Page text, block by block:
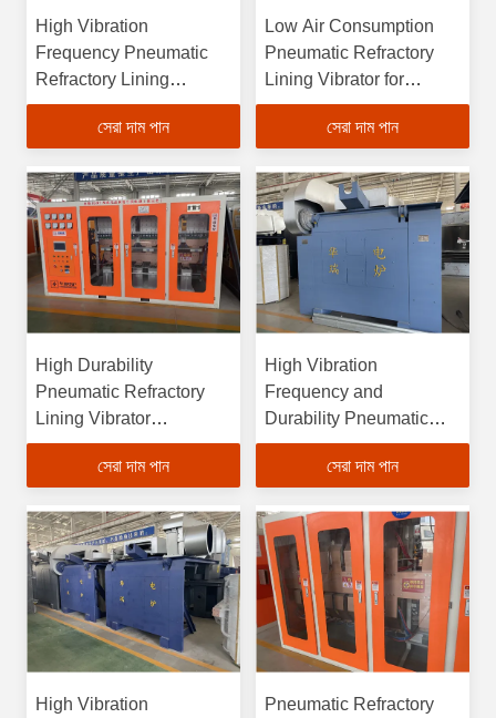
High Vibration
Frequency Pneumatic
Refractory Lining
Vibrator Customizable
সেরা দাম পান
Low Air Consumption
Pneumatic Refractory
Lining Vibrator for
Durable Lining
Applicationsসেরা দাম পান
High Durability
Pneumatic Refractory
Lining Vibrator
Adjustable and High
Temperature Resistant
সেরা দাম পান
High Vibration
Frequency and
Durability Pneumatic
Refractory Lining
Vibrator forসেরা দাম পান
High Vibration
Pneumatic Refractory